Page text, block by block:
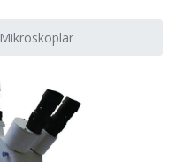
Mikroskoplar